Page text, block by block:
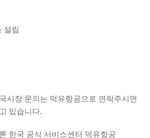
설립
시장 문의는 덕유항공으로 연락주시면
있습니다.
한국 공식 서비스센터 덕유항공